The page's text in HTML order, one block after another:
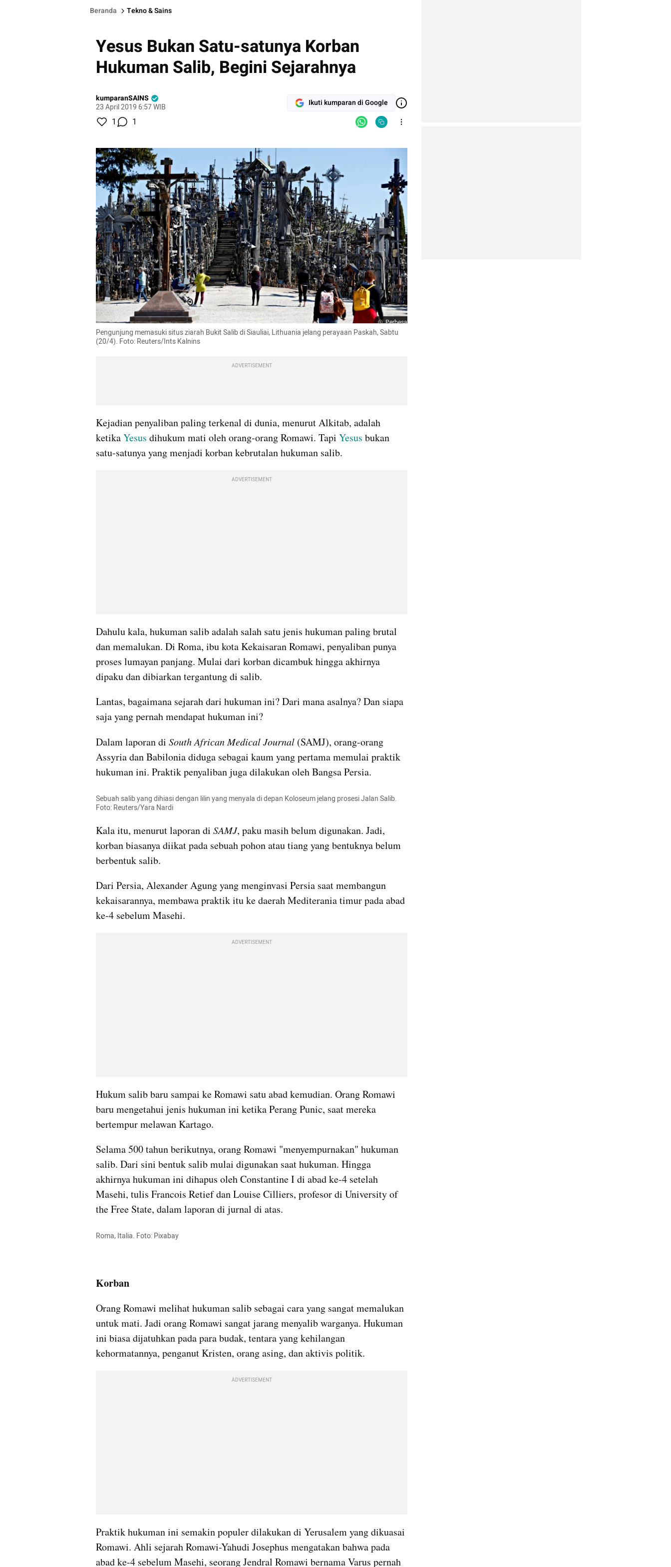
Beranda Tekno & Sains
Yesus Bukan Satu-satunya Korban
Hukuman Salib, Begini Sejarahnya
kumparanSAINS
23 April 2019 6:57 WIB
Ikuti kumparan di Google
1 1
Perbesar
Pengunjung memasuki situs ziarah Bukit Salib di Siauliai, Lithuania jelang perayaan Paskah, Sabtu
(20/4). Foto: Reuters/Ints Kalnins
ADVERTISEMENT
Kejadian penyaliban paling terkenal di dunia, menurut Alkitab, adalah
ketika Yesus dihukum mati oleh orang-orang Romawi. Tapi Yesus bukan
satu-satunya yang menjadi korban kebrutalan hukuman salib.
ADVERTISEMENT
Dahulu kala, hukuman salib adalah salah satu jenis hukuman paling brutal
dan memalukan. Di Roma, ibu kota Kekaisaran Romawi, penyaliban punya
proses lumayan panjang. Mulai dari korban dicambuk hingga akhirnya
dipaku dan dibiarkan tergantung di salib.
Lantas, bagaimana sejarah dari hukuman ini? Dari mana asalnya? Dan siapa
saja yang pernah mendapat hukuman ini?
Dalam laporan di South African Medical Journal (SAMJ), orang-orang
Assyria dan Babilonia diduga sebagai kaum yang pertama memulai praktik
hukuman ini. Praktik penyaliban juga dilakukan oleh Bangsa Persia.
Sebuah salib yang dihiasi dengan lilin yang menyala di depan Koloseum jelang prosesi Jalan Salib.
Foto: Reuters/Yara Nardi
Kala itu, menurut laporan di SAMJ, paku masih belum digunakan. Jadi,
korban biasanya diikat pada sebuah pohon atau tiang yang bentuknya belum
berbentuk salib.
Dari Persia, Alexander Agung yang menginvasi Persia saat membangun
kekaisarannya, membawa praktik itu ke daerah Mediterania timur pada abad
ke-4 sebelum Masehi.
ADVERTISEMENT
Hukum salib baru sampai ke Romawi satu abad kemudian. Orang Romawi
baru mengetahui jenis hukuman ini ketika Perang Punic, saat mereka
bertempur melawan Kartago.
Selama 500 tahun berikutnya, orang Romawi "menyempurnakan" hukuman
salib. Dari sini bentuk salib mulai digunakan saat hukuman. Hingga
akhirnya hukuman ini dihapus oleh Constantine I di abad ke-4 setelah
Masehi, tulis Francois Retief dan Louise Cilliers, profesor di University of
the Free State, dalam laporan di jurnal di atas.
Roma, Italia. Foto: Pixabay
Korban
Orang Romawi melihat hukuman salib sebagai cara yang sangat memalukan
untuk mati. Jadi orang Romawi sangat jarang menyalib warganya. Hukuman
ini biasa dijatuhkan pada para budak, tentara yang kehilangan
kehormatannya, penganut Kristen, orang asing, dan aktivis politik.
ADVERTISEMENT
Praktik hukuman ini semakin populer dilakukan di Yerusalem yang dikuasai
Romawi. Ahli sejarah Romawi-Yahudi Josephus mengatakan bahwa pada
abad ke-4 sebelum Masehi, seorang Jendral Romawi bernama Varus pernah